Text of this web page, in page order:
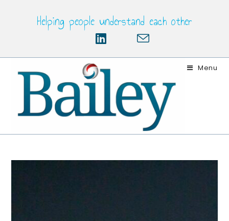
Helping people understand each other
Menu